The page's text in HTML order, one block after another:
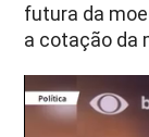
futura da
a cotação da